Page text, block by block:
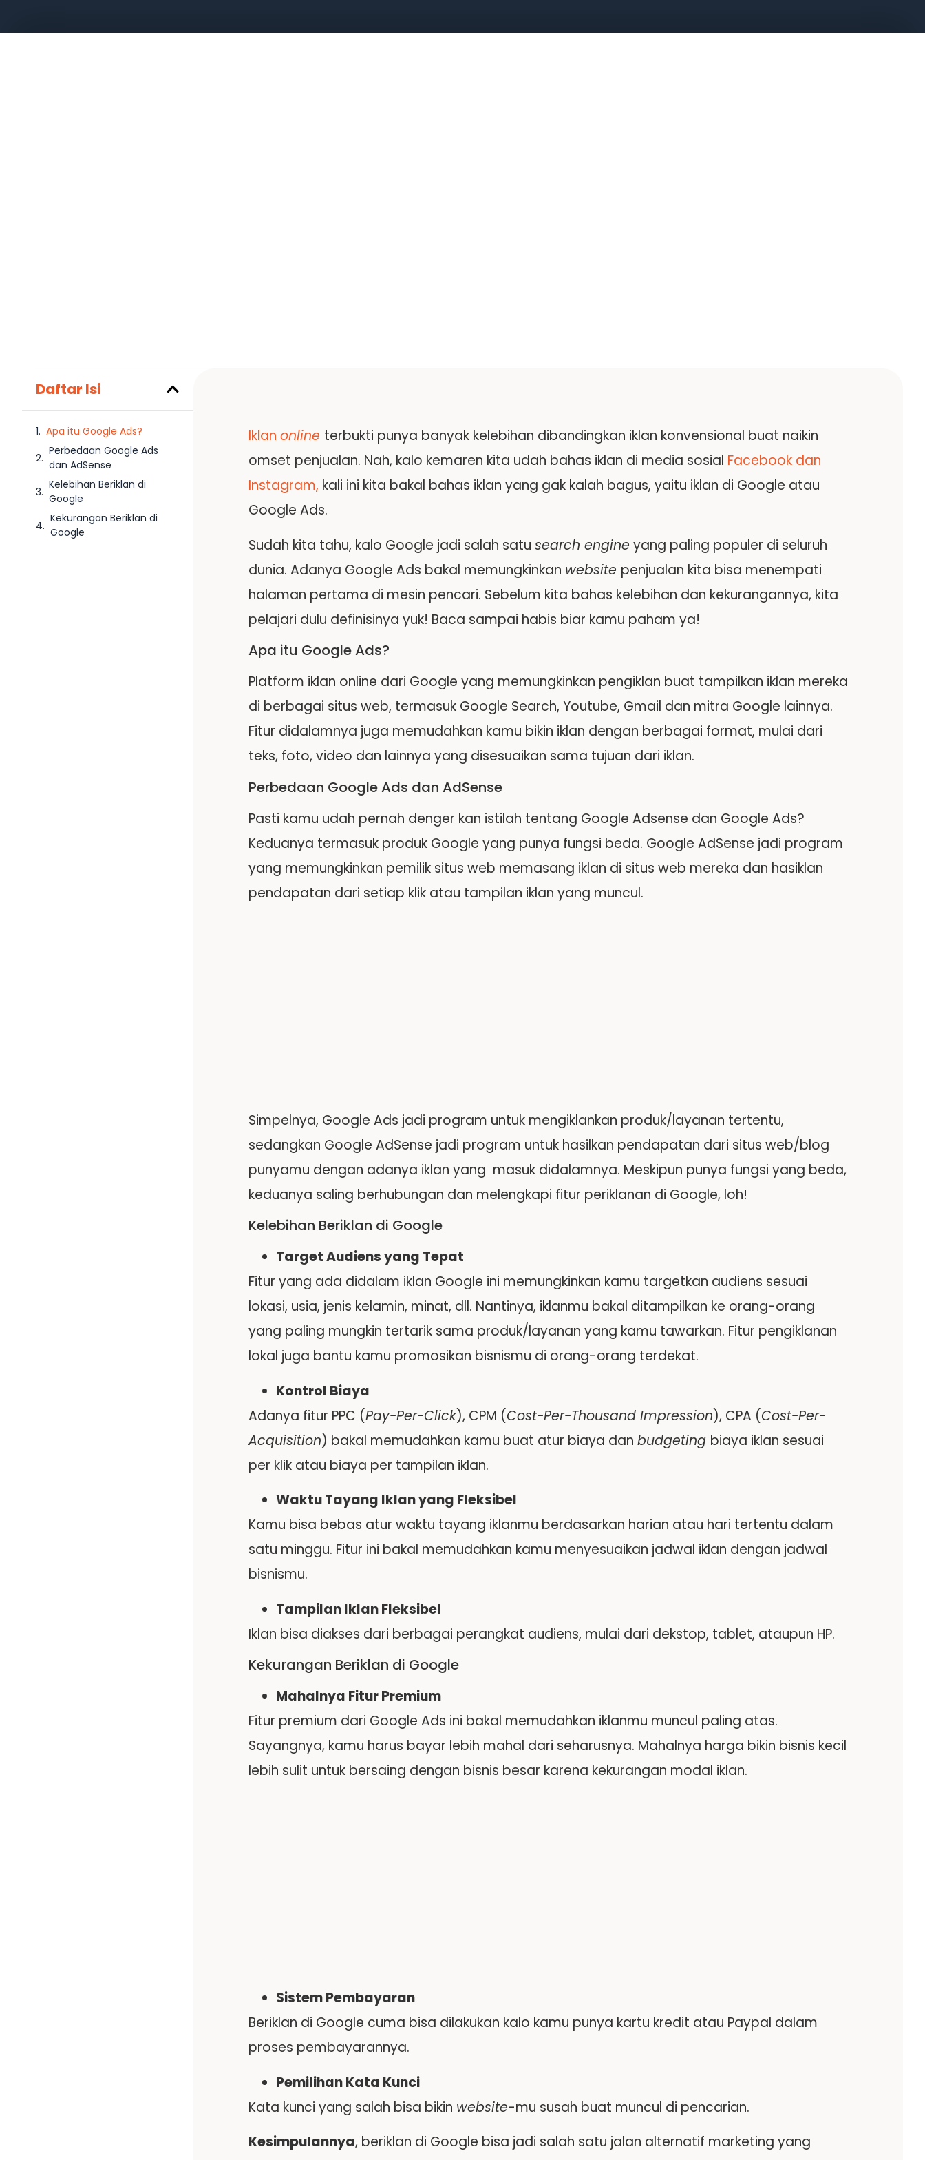
Daftar Isi
Apa itu Google Ads?
Perbedaan Google Ads
dan AdSense
Kelebihan Beriklan di
Google
Kekurangan Beriklan di
Google
Iklan online terbukti punya banyak kelebihan dibandingkan iklan konvensional buat naikin
omset penjualan. Nah, kalo kemaren kita udah bahas iklan di media sosial Facebook dan
Instagram, kali ini kita bakal bahas iklan yang gak kalah bagus, yaitu iklan di Google atau
Google Ads.
Sudah kita tahu, kalo Google jadi salah satu search engine yang paling populer di seluruh
dunia. Adanya Google Ads bakal memungkinkan website penjualan kita bisa menempati
halaman pertama di mesin pencari. Sebelum kita bahas kelebihan dan kekurangannya, kita
pelajari dulu definisinya yuk! Baca sampai habis biar kamu paham ya!
Apa itu Google Ads?
Platform iklan online dari Google yang memungkinkan pengiklan buat tampilkan iklan mereka
di berbagai situs web, termasuk Google Search, Youtube, Gmail dan mitra Google lainnya.
Fitur didalamnya juga memudahkan kamu bikin iklan dengan berbagai format, mulai dari
teks, foto, video dan lainnya yang disesuaikan sama tujuan dari iklan.
Perbedaan Google Ads dan AdSense
Pasti kamu udah pernah denger kan istilah tentang Google Adsense dan Google Ads?
Keduanya termasuk produk Google yang punya fungsi beda. Google AdSense jadi program
yang memungkinkan pemilik situs web memasang iklan di situs web mereka dan hasiklan
pendapatan dari setiap klik atau tampilan iklan yang muncul.
Simpelnya, Google Ads jadi program untuk mengiklankan produk/layanan tertentu,
sedangkan Google AdSense jadi program untuk hasilkan pendapatan dari situs web/blog
punyamu dengan adanya iklan yang masuk didalamnya. Meskipun punya fungsi yang beda,
keduanya saling berhubungan dan melengkapi fitur periklanan di Google, loh!
Kelebihan Beriklan di Google
Target Audiens yang Tepat
Fitur yang ada didalam iklan Google ini memungkinkan kamu targetkan audiens sesuai
lokasi, usia, jenis kelamin, minat, dll. Nantinya, iklanmu bakal ditampilkan ke orang-orang
yang paling mungkin tertarik sama produk/layanan yang kamu tawarkan. Fitur pengiklanan
lokal juga bantu kamu promosikan bisnismu di orang-orang terdekat.
Kontrol Biaya
Adanya fitur PPC (Pay-Per-Click), CPM (Cost-Per-Thousand Impression), CPA (Cost-Per-
Acquisition) bakal memudahkan kamu buat atur biaya dan budgeting biaya iklan sesuai
per klik atau biaya per tampilan iklan.
Waktu Tayang Iklan yang Fleksibel
Kamu bisa bebas atur waktu tayang iklanmu berdasarkan harian atau hari tertentu dalam
satu minggu. Fitur ini bakal memudahkan kamu menyesuaikan jadwal iklan dengan jadwal
bisnismu.
Tampilan Iklan Fleksibel
Iklan bisa diakses dari berbagai perangkat audiens, mulai dari dekstop, tablet, ataupun HP.
Kekurangan Beriklan di Google
Mahalnya Fitur Premium
Fitur premium dari Google Ads ini bakal memudahkan iklanmu muncul paling atas.
Sayangnya, kamu harus bayar lebih mahal dari seharusnya. Mahalnya harga bikin bisnis kecil
lebih sulit untuk bersaing dengan bisnis besar karena kekurangan modal iklan.
Sistem Pembayaran
Beriklan di Google cuma bisa dilakukan kalo kamu punya kartu kredit atau Paypal dalam
proses pembayarannya.
Pemilihan Kata Kunci
Kata kunci yang salah bisa bikin website-mu susah buat muncul di pencarian.
Kesimpulannya, beriklan di Google bisa jadi salah satu jalan alternatif marketing yang